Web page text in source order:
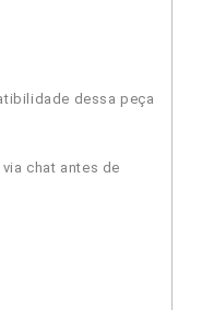
dessa peça
chat antes de